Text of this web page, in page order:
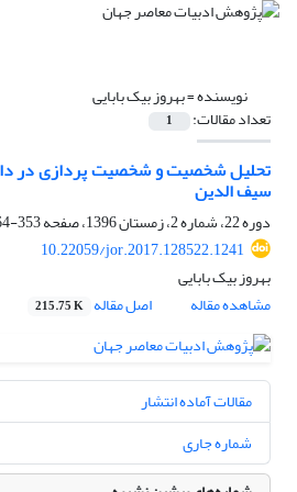
نویسنده =بهروز بیک بابایی
تعداد مقالات: 1
تحلیل شخصیت و شخصیت پردازی در
سیف الدین
دوره 22، شماره 2، زمستان 1396، صفحه
353-364
10.22059/jor.2017.128522.1241
بهروز بیک بابایی
مشاهده مقاله
اصل مقاله 215.75 K
مقالات آماده انتشار
شماره جاری